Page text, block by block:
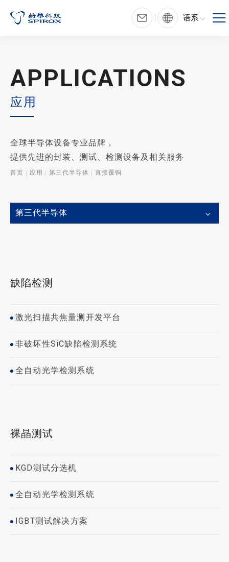
语系
APPLICATIONS
应用
全球半导体设备专业品牌，
提供先进的封装、测试、检测设备及相关服务
首页 应用 第三代半导体 直接覆铜
第三代半导体
缺陷检测
激光扫描共焦量测开发平台
非破坏性SiC缺陷检测系统
全自动光学检测系统
裸晶测试
KGD测试分选机
全自动光学检测系统
IGBT测试解决方案